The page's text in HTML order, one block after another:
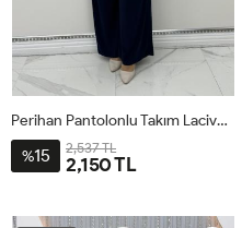
54
48-
44-
52
Perihan Pantolonlu Takım Lacivert
%15 2,537 TL
2,150 TL